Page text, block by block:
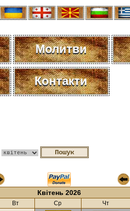
Молитви
Контакти
Квітень 2026
Вт Ср Чт